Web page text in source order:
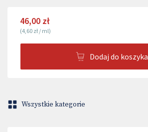
46,00 zł
(4,60 zł / ml)
Dodaj do koszyka
Wszystkie kategorie